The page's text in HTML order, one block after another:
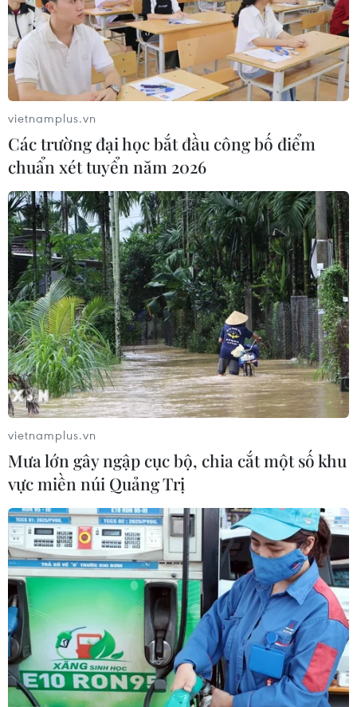
Thanh Hóa có 58 ca nhiễm mới, 10 ca liên
quan đến trường tiểu học
Trên địa bàn thành phố Thanh Hóa đã xuất hiện 4 ổ
dịch phức tạp gồm: Khu công nghiệp Hoàng Long,
Công ty giầy Roll Sport Việt Nam, Công ty giầy Aleron
Việt Nam, Trường Tiểu học Hoàng Hoa Thám.
Số ca mắc COVID-19 tăng cao, tỉnh Bình
Phước có 8 xã ở cấp độ 4
24/11/2021 07:40
Tỉnh Bình Phước xây dựng các kịch bản ứng phó với
diễn biến mới của dịch khi số ca mắc tăng cao mỗi
ngày, xây dựng thêm bệnh viện dã chiến, chuẩn bị
nguồn oxy dự phòng tại trung tâm y tế.
vietnamplus.vn
Các trường đại học bắt đầu công bố điểm
chuẩn xét tuyển năm 2026
vietnamplus.vn
Mưa lớn gây ngập cục bộ, chia cắt một số khu
vực miền núi Quảng Trị